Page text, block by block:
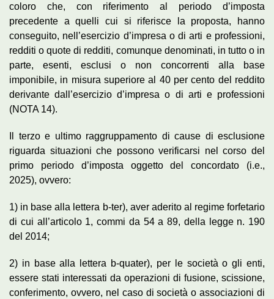
coloro che, con riferimento al periodo d’imposta
precedente a quelli cui si riferisce la proposta, hanno
conseguito, nell’esercizio d’impresa o di arti e professioni,
redditi o quote di redditi, comunque denominati, in tutto o in
parte, esenti, esclusi o non concorrenti alla base
imponibile, in misura superiore al 40 per cento del reddito
derivante dall’esercizio d’impresa o di arti e professioni
(NOTA 14).
Il terzo e ultimo raggruppamento di cause di esclusione
riguarda situazioni che possono verificarsi nel corso del
primo periodo d’imposta oggetto del concordato (i.e.,
2025), ovvero:
1) in base alla lettera b-ter), aver aderito al regime forfetario
di cui all’articolo 1, commi da 54 a 89, della legge n. 190
del 2014;
2) in base alla lettera b-quater), per le società o gli enti,
essere stati interessati da operazioni di fusione, scissione,
conferimento, ovvero, nel caso di società o associazioni di